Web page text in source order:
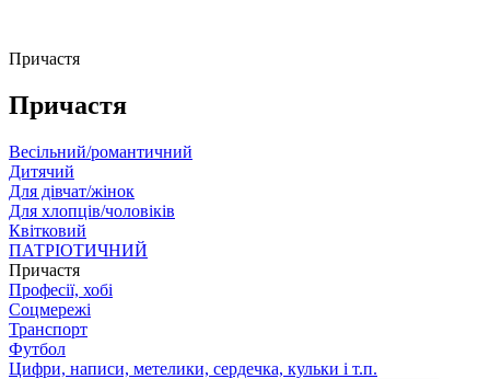
Причастя
Причастя
Весільний/романтичний
Дитячий
Для дівчат/жінок
Для хлопців/чоловіків
Квітковий
ПАТРІОТИЧНИЙ
Причастя
Професії, хобі
Соцмережі
Транспорт
Футбол
Цифри, написи, метелики, сердечка, кульки і т.п.